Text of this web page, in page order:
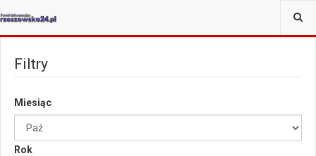
JESTEŚ TUTAJ:
Filtry
Miesiąc
Rok